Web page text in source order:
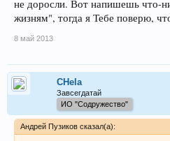
не доросли. Вот напишешь что-
жизням", тогда я Тебе поверю,
8 май 2013
CHela
Завсегдатай
ИО "Содружество"
Андрей Пузиков сказал(а):